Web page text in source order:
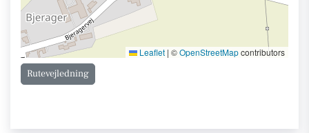
Leaflet | ©OpenStreetMapcontributors
Rutevejledning